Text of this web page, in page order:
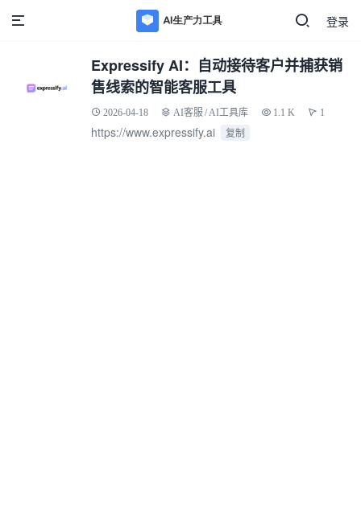
登录
Expressify AI：自动接待客户并捕获销
售线索的智能客服工具
2026-04-18 AI客服 / AI工具库 1.1 K 1
https://www.expressify.ai 复制